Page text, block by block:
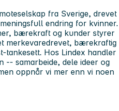
fra Sverige, drevet
endring for kvinner.
bærekraft og kunder styrer
merkevaredrevet, bærekraftig
tankesett. Hos Lindex handler
-- samarbeide, dele ideer og
oppnår vi mer enn vi noen